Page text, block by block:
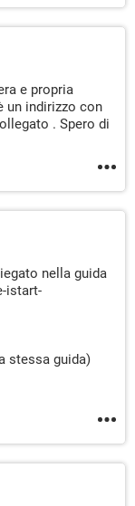
e propria
un indirizzo con
. Spero di
nella guida
istart-
stessa guida)